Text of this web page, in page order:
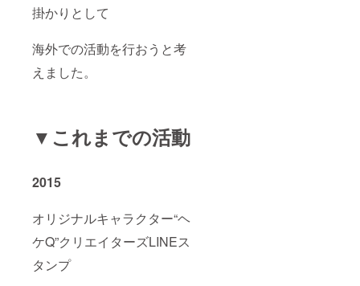
掛かりとして
海外での活動を行おうと考
えました。
▼これまでの活動
2015
オリジナルキャラクター“ヘ
ケQ”クリエイターズLINEス
タンプ